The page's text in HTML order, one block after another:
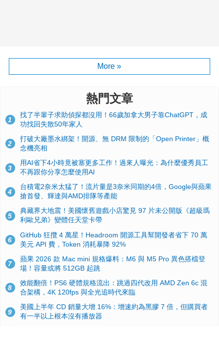
More »
熱門文章
1
找了半輩子求助偵探都沒用！66歲加拿大男子靠ChatGPT，成
功找回失散50年家人
2
打破大廠墨水綁架！開源、無 DRM 限制的「Open Printer」概
念機亮相
3
用AI省下4小時竟被塞更多工作！過來人曝光：為什麼優秀員工
不再跟你分享怎麼使用AI
4
台積電2奈米太猛了！流片量是3奈米同期的4倍，Google與蘋果
搶首發、輝達與AMD排隊等產能
5
典藏界大地震！美國懷舊遊戲小店驚見 97 片未公開版《超級瑪
利歐兄弟》變體任天堂卡帶
6
GitHub 狂攬 4 萬星！Headroom 開源工具幫開發者省下 70 萬
美元 API 費，Token 消耗暴降 92%
7
蘋果 2026 款 Mac mini 規格爆料：M6 與 M5 Pro 異色搭檔登
場！容量或將 512GB 起跳
8
效能翻倍！PS6 硬體規格流出：跳過四代改用 AMD Zen 6c 混
合架構，4K 120fps 與全光追時代來臨
9
美國上半年 CD 銷量大增 16%：增速約為黑膠 7 倍，但購買者
有一半以上根本沒有播放器